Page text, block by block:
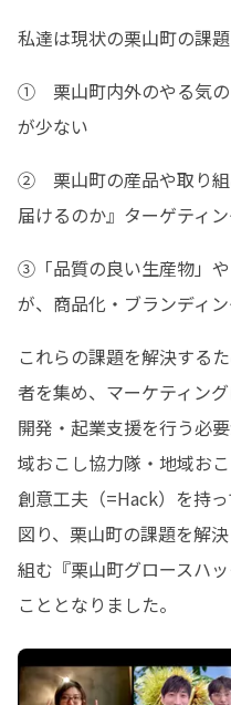
私達は現状の栗山町の課
①　栗山町内外のやる気
が少ない
②　栗山町の産品や取り
届けるのか』ターゲティ
③「品質の良い生産物」
が、商品化・ブランディ
これらの課題を解決する
者を集め、マーケティン
開発・起業支援を行う必
域おこし協力隊・地域お
創意工夫（=Hack）を持
図り、栗山町の課題を解
組む『栗山町グロースハ
こととなりました。